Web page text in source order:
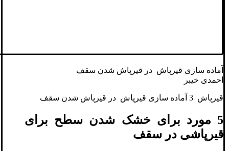
آماده سازی قیرپاش در قیرپاش شدن سقف
احمدی خیبر
قیرپاش 3 آماده سازی قیرپاش در قیرپاش شدن سقف
5 مورد برای خشک شدن سطح برای
قیرپاشی در سقف